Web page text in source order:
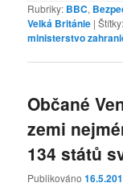
Rubriky: BBC,
Velká Británie |Štítky:
ministerstvo
Občané
zemi
134 států
Publikováno